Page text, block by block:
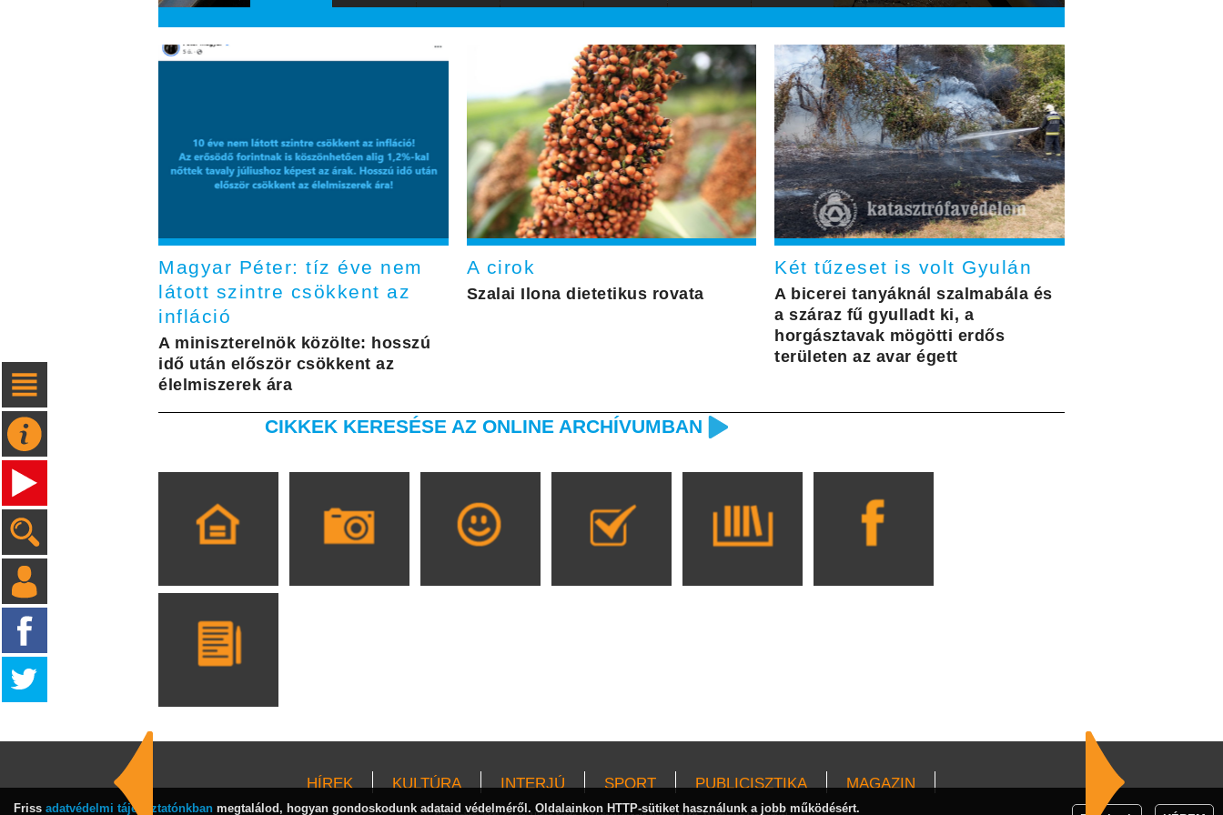
Magyar Péter: tíz éve nem
látott szintre csökkent az
infláció
A miniszterelnök közölte: hosszú
idő után először csökkent az
élelmiszerek ára
A cirok
Szalai Ilona dietetikus rovata
Két tűzeset is volt Gyulán
A bicerei tanyáknál szalmabála és
a száraz fű gyulladt ki, a
horgásztavak mögötti erdős
területen az avar égett
CIKKEK KERESÉSE AZ ONLINE ARCHÍVUMBAN
HÍREK KULTÚRA INTERJÚ SPORT PUBLICISZTIKA MAGAZIN
Friss adatvédelmi tájékoztatónkban megtalálod, hogyan gondoskodunk adataid védelméről. Oldalainkon HTTP-sütiket használunk a jobb működésért.